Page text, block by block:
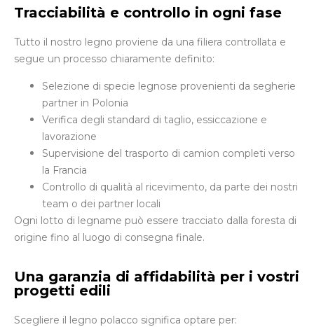
Tracciabilità e controllo in ogni fase
Tutto il nostro legno proviene da una filiera controllata e
segue un processo chiaramente definito:
Selezione di specie legnose provenienti da segherie
partner in Polonia
Verifica degli standard di taglio, essiccazione e
lavorazione
Supervisione del trasporto di camion completi verso
la Francia
Controllo di qualità al ricevimento, da parte dei nostri
team o dei partner locali
Ogni lotto di legname può essere tracciato dalla foresta di
origine fino al luogo di consegna finale.
Una garanzia di affidabilità per i vostri
progetti edili
Scegliere il legno polacco significa optare per: